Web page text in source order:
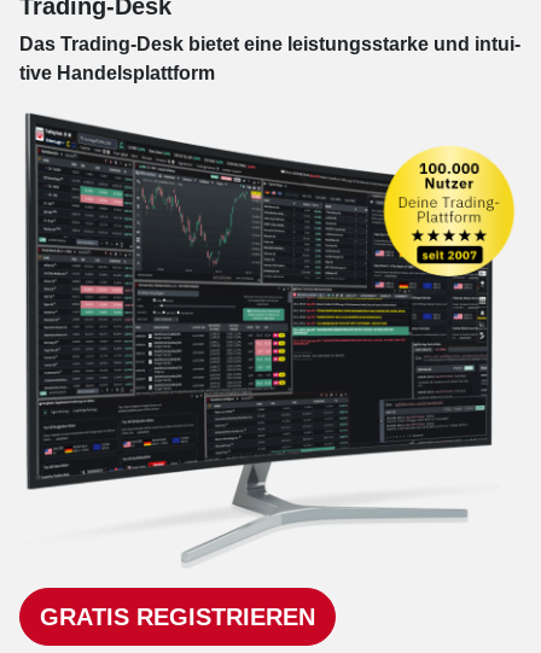
Trading-Desk
Das Trading-Desk bie­tet eine leis­tungs­star­ke und in­tui­
tive Han­dels­platt­form
GRATIS REGISTRIEREN